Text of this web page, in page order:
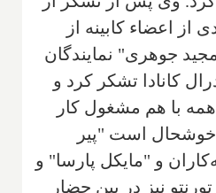
از اعضاء کابینه از
جوهری" نمایندگان
کانادا تشکر کرد و
با هم مشغول کار
است "پیر
و "مایکل پارسا" و
نیز در بین حضار